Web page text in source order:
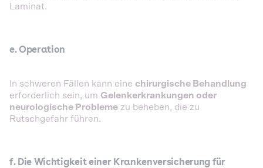
Laminat.
e. Operation
In schweren Fällen kann eine chirurgische Behandlung
erforderlich sein, um Gelenkerkrankungen oder
neurologische Probleme zu beheben, die zu
Rutschgefahr führen.
f. Die Wichtigkeit einer Krankenversicherung für